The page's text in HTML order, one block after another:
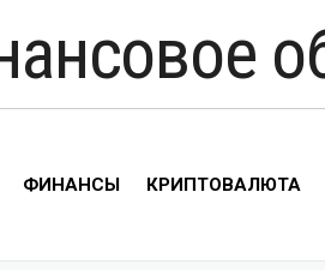
ФИНАНСЫ КРИПТОВАЛЮТА